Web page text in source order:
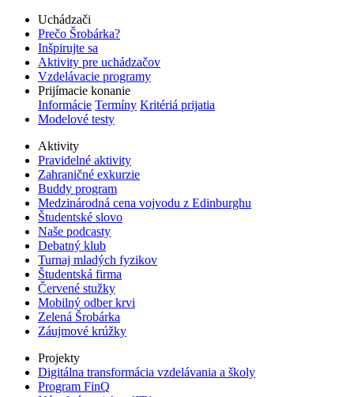
Uchádzači
Prečo Šrobárka?
Inšpirujte sa
Aktivity pre uchádzačov
Vzdelávacie programy
Prijímacie konanie
Informácie Termíny Kritériá prijatia
Modelové testy
Aktivity
Pravidelné aktivity
Zahraničné exkurzie
Buddy program
Medzinárodná cena vojvodu z Edinburghu
Študentské slovo
Naše podcasty
Debatný klub
Turnaj mladých fyzikov
Študentská firma
Červené stužky
Mobilný odber krvi
Zelená Šrobárka
Záujmové krúžky
Projekty
Digitálna transformácia vzdelávania a školy
Program FinQ